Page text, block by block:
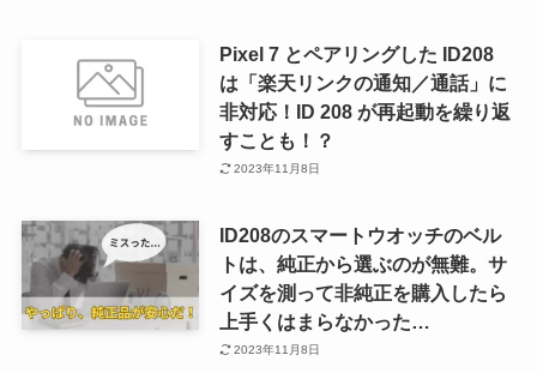
Pixel 7 とペアリングした ID208
は「楽天リンクの通知／通話」に
非対応！ID 208 が再起動を繰り返
すことも！？
2023年11月8日
ID208のスマートウオッチのベル
トは、純正から選ぶのが無難。サ
イズを測って非純正を購入したら
上手くはまらなかった…
2023年11月8日